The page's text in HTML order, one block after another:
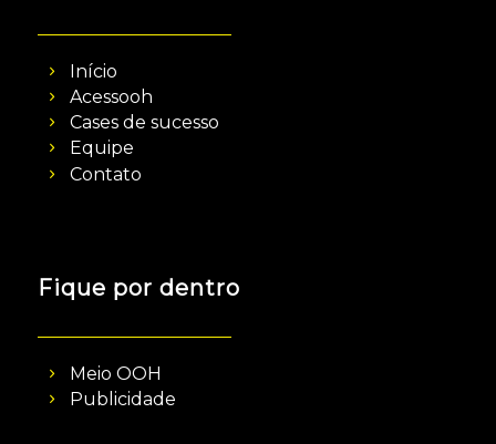
Início
Acessooh
Cases de sucesso
Equipe
Contato
Fique por dentro
Meio OOH
Publicidade